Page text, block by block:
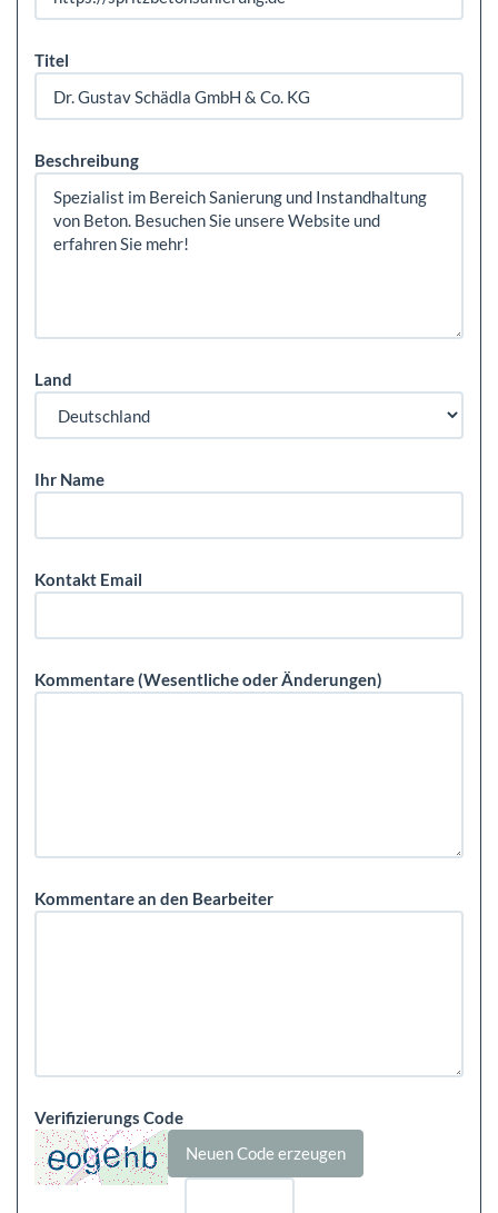
Titel
Beschreibung
Land
Ihr Name
Kontakt Email
Kommentare (Wesentliche oder Änderungen)
Kommentare an den Bearbeiter
Verifizierungs Code